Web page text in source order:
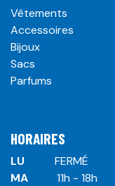
Vêtements
Accessoires
Bijoux
Sacs
Parfums
HORAIRES
LU
​ ​FERMÉ
MA
​11h - 18h